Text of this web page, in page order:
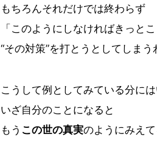
もちろんそれだけでは終わらず
「このようにしなければきっと
“その対策”を打とうとしてしまう
こうして例としてみている分に
いざ自分のことになると
もう この世の真実のようにみえ